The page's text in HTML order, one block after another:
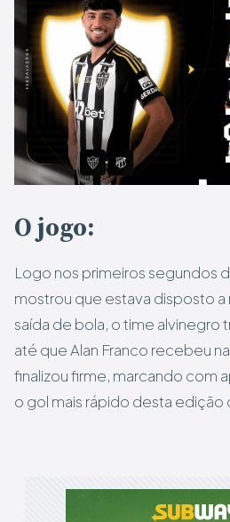
O jogo:
Logo nos primeiros segundos
mostrou que estava disposto a
saída de bola, o time alvinegro
até que Alan Franco recebeu
finalizou firme, marcando com
o gol mais rápido desta edição